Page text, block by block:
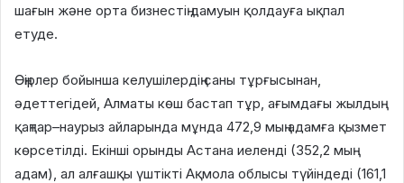
шағын және орта бизнестің дамуын қолдауға ықпал
етуде.
Өңірлер бойынша келушілердің саны тұрғысынан,
әдеттегідей, Алматы көш бастап тұр, ағымдағы жылдың
қаңтар–наурыз айларында мұнда 472,9 мың адамға қызмет
көрсетілді. Екінші орынды Астана иеленді (352,2 мың
адам), ал алғашқы үштікті Ақмола облысы түйіндеді (161,1